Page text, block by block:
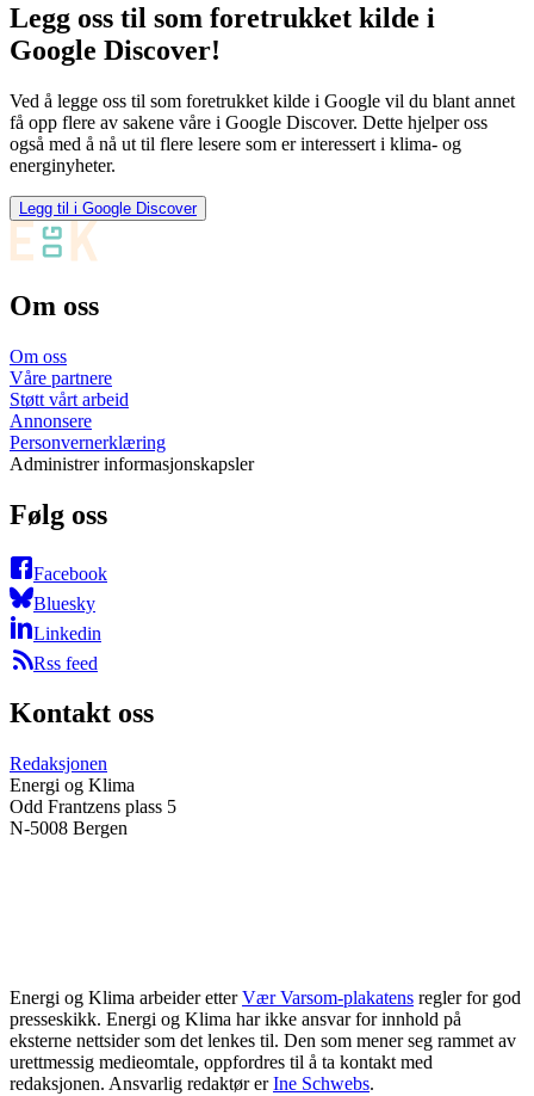
Legg oss til som foretrukket kilde i
Google Discover!
Ved å legge oss til som foretrukket kilde i Google vil du blant annet
få opp flere av sakene våre i Google Discover. Dette hjelper oss
også med å nå ut til flere lesere som er interessert i klima- og
energinyheter.
Legg til i Google Discover
Om oss
Om oss
Våre partnere
Støtt vårt arbeid
Annonsere
Personvernerklæring
Administrer informasjonskapsler
Følg oss
Facebook
Bluesky
Linkedin
Rss feed
Kontakt oss
Redaksjonen
Energi og Klima
Odd Frantzens plass 5
N-5008 Bergen
Energi og Klima arbeider etter Vær Varsom-plakatens regler for god
presseskikk. Energi og Klima har ikke ansvar for innhold på
eksterne nettsider som det lenkes til. Den som mener seg rammet av
urettmessig medieomtale, oppfordres til å ta kontakt med
redaksjonen. Ansvarlig redaktør er Ine Schwebs.